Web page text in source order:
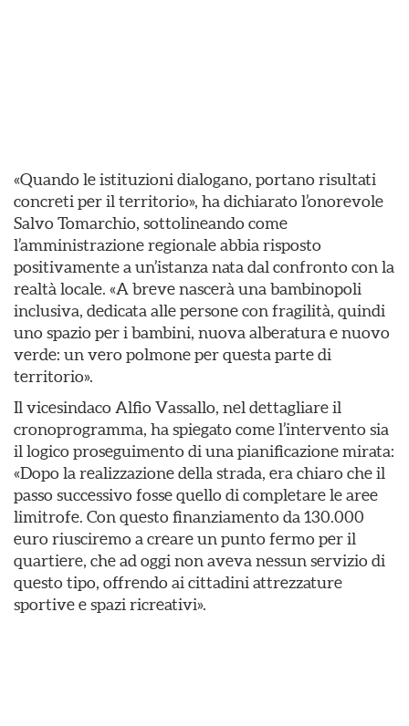
«Quando le istituzioni dialogano, portano risultati
concreti per il territorio», ha dichiarato l’onorevole
Salvo Tomarchio, sottolineando come
l’amministrazione regionale abbia risposto
positivamente a un’istanza nata dal confronto con la
realtà locale. «A breve nascerà una bambinopoli
inclusiva, dedicata alle persone con fragilità, quindi
uno spazio per i bambini, nuova alberatura e nuovo
verde: un vero polmone per questa parte di
territorio».
Il vicesindaco Alfio Vassallo, nel dettagliare il
cronoprogramma, ha spiegato come l’intervento sia
il logico proseguimento di una pianificazione mirata:
«Dopo la realizzazione della strada, era chiaro che il
passo successivo fosse quello di completare le aree
limitrofe. Con questo finanziamento da 130.000
euro riusciremo a creare un punto fermo per il
quartiere, che ad oggi non aveva nessun servizio di
questo tipo, offrendo ai cittadini attrezzature
sportive e spazi ricreativi».